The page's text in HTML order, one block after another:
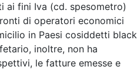
ai fini Iva (cd. spesometro)
di operatori economici
in Paesi cosiddetti black
inoltre, non ha
le fatture emesse e